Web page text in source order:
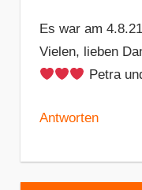
Es war am
Vielen, lieben
Petra
Antworten